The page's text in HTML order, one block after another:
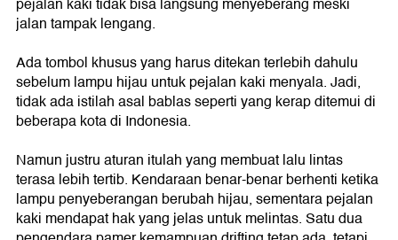
jalan tampak lengang.
Ada tombol khusus yang harus ditekan terlebih dahulu
sebelum lampu hijau untuk pejalan kaki menyala. Jadi,
tidak ada istilah asal bablas seperti yang kerap ditemui di
beberapa kota di Indonesia.
Namun justru aturan itulah yang membuat lalu lintas
terasa lebih tertib. Kendaraan benar-benar berhenti ketika
lampu penyeberangan berubah hijau, sementara pejalan
kaki mendapat hak yang jelas untuk melintas. Satu dua